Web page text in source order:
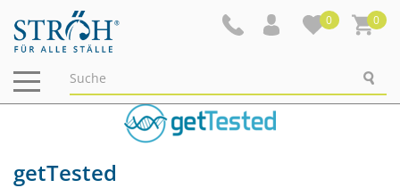
0 0
Navigation
ein-/ausblenden
getTested